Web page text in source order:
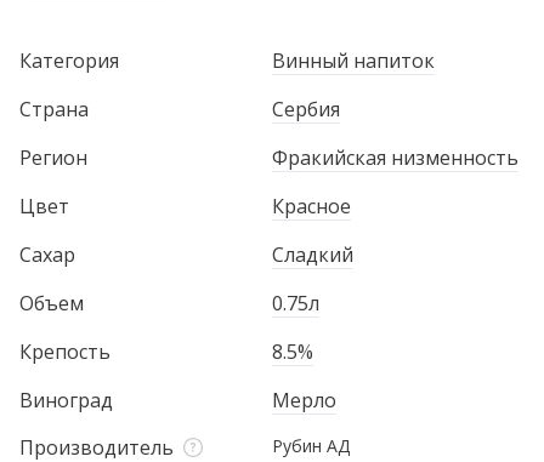
Категория
Винный напиток
Страна
Сербия
Регион
Фракийская низменность
Цвет
Красное
Сахар
Сладкий
Объем
0.75л
Крепость
8.5%
Виноград
Мерло
Производитель
Рубин АД